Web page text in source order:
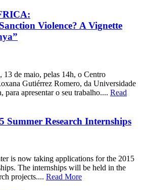
Violence? A Vignette
13 de maio, pelas 14h, o Centro
Gutiérrez Romero, da Universidade
para apresentar o seu trabalho.... Read
Summer Research Internships
is now taking applications for the 2015
The internships will be held in the
projects.... Read More